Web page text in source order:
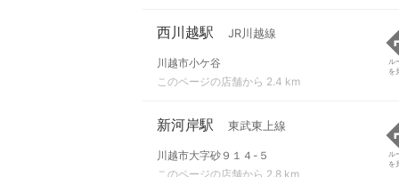
西川越駅 JR川越線
川越市小ケ谷
このページの店舗から 2.4 km
ル
を
新河岸駅 東武東上線
川越市大字砂９１４-５
このページの店舗から 2.8 km
ル
を